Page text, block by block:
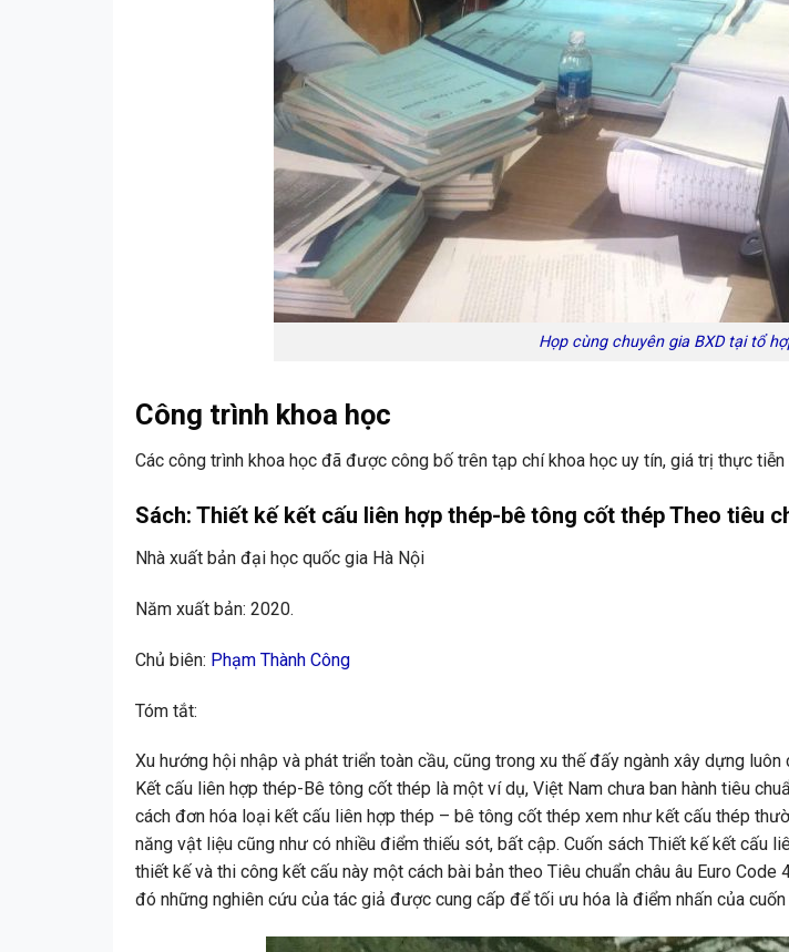
Họp cùng chuyên gia BXD tại tổ
Công trình khoa học
Các công trình khoa học đã được công bố trên tạp chí khoa học uy tín, giá trị thực tiễn
Sách: Thiết kế kết cấu liên hợp thép-bê tông cốt thép Theo tiêu
Nhà xuất bản đại học quốc gia Hà Nội
Năm xuất bản: 2020.
Chủ biên: Phạm Thành Công
Tóm tắt:
Xu hướng hội nhập và phát triển toàn cầu, cũng trong xu thế đấy ngành xây dựng
Kết cấu liên hợp thép-Bê tông cốt thép là một ví dụ, Việt Nam chưa ban hành tiêu
cách đơn hóa loại kết cấu liên hợp thép – bê tông cốt thép xem như kết cấu thép
năng vật liệu cũng như có nhiều điểm thiếu sót, bất cập. Cuốn sách Thiết kế kết
thiết kế và thi công kết cấu này một cách bài bản theo Tiêu chuẩn châu âu Euro
đó những nghiên cứu của tác giả được cung cấp để tối ưu hóa là điểm nhấn của cuốn